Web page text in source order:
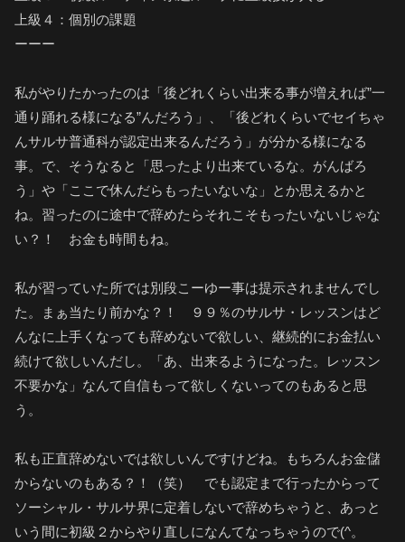
上級４：個別の課題
ーーー
私がやりたかったのは「後どれくらい出来る事が増えれば”一
通り踊れる様になる”んだろう」、「後どれくらいでセイちゃ
んサルサ普通科が認定出来るんだろう」が分かる様になる
事。で、そうなると「思ったより出来ているな。がんばろ
う」や「ここで休んだらもったいないな」とか思えるかと
ね。習ったのに途中で辞めたらそれこそもったいないじゃな
い？！ お金も時間もね。
私が習っていた所では別段こーゆー事は提示されませんでし
た。まぁ当たり前かな？！ ９９％のサルサ・レッスンはど
んなに上手くなっても辞めないで欲しい、継続的にお金払い
続けて欲しいんだし。「あ、出来るようになった。レッスン
不要かな」なんて自信もって欲しくないってのもあると思
う。
私も正直辞めないでは欲しいんですけどね。もちろんお金儲
からないのもある？！（笑） でも認定まで行ったからって
ソーシャル・サルサ界に定着しないで辞めちゃうと、あっと
いう間に初級２からやり直しになんてなっちゃうので(^。